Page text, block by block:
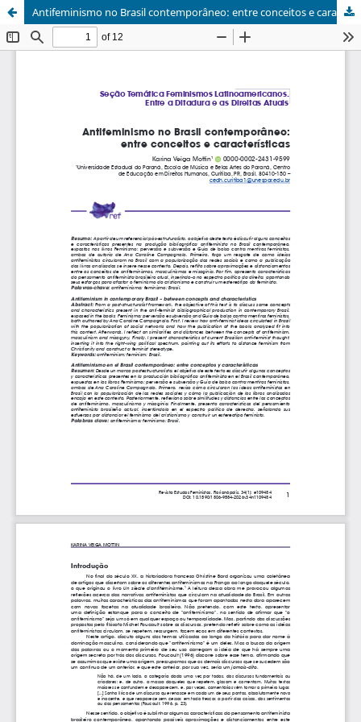
Antifeminismo no Brasil contemporâneo: entre conceitos e características